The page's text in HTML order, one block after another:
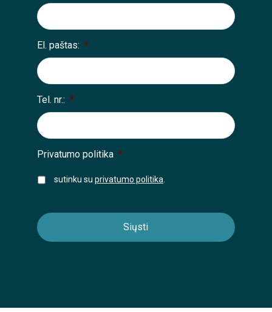
El. paštas: *
Tel. nr.: *
Privatumo politika *
sutinku su privatumo politika